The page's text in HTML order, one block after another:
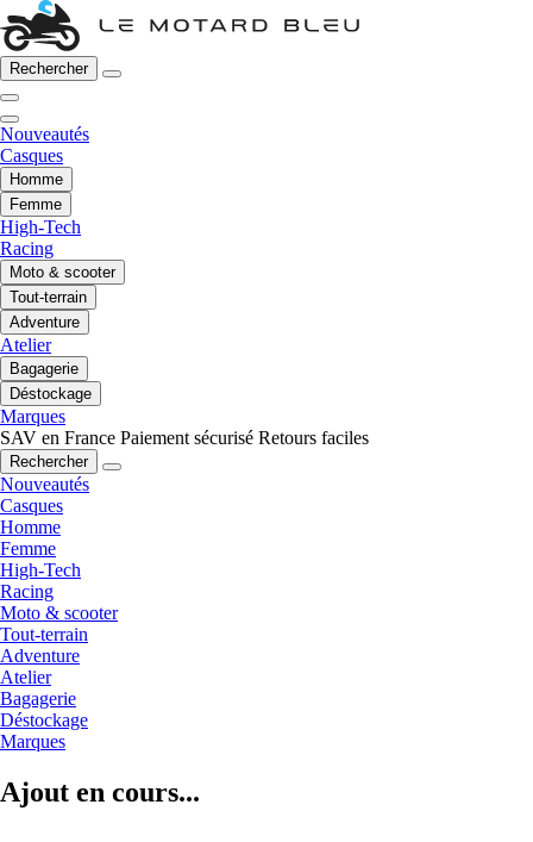
Rechercher
Nouveautés
Casques
Homme
Femme
High-Tech
Racing
Moto & scooter
Tout-terrain
Adventure
Atelier
Bagagerie
Déstockage
Marques
SAV en France Paiement sécurisé Retours faciles
Rechercher
Nouveautés
Casques
Homme
Femme
High-Tech
Racing
Moto & scooter
Tout-terrain
Adventure
Atelier
Bagagerie
Déstockage
Marques
Ajout en cours...